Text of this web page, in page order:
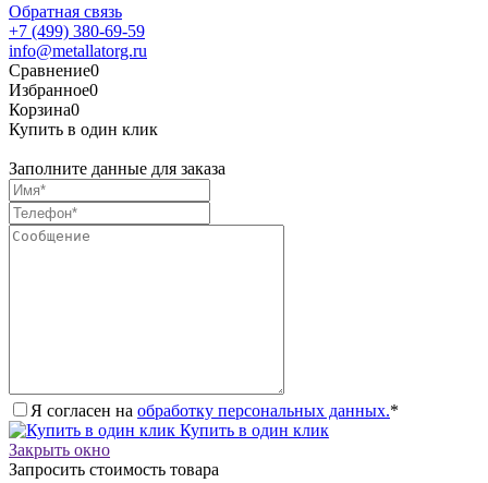
Обратная связь
+7 (499) 380-69-59
info@metallatorg.ru
Сравнение0
Избранное0
Корзина0
Купить в один клик
Заполните данные для заказа
Я согласен на обработку персональных данных.*
Купить в один клик
Закрыть окно
Запросить стоимость товара